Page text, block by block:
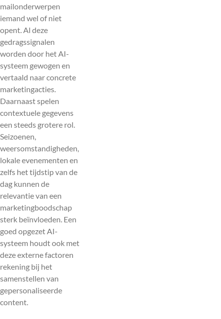
mailonderwerpen
iemand wel of niet
opent. Al deze
gedragssignalen
worden door het AI-
systeem gewogen en
vertaald naar concrete
marketingacties.
Daarnaast spelen
contextuele gegevens
een steeds grotere rol.
Seizoenen,
weersomstandigheden,
lokale evenementen en
zelfs het tijdstip van de
dag kunnen de
relevantie van een
marketingboodschap
sterk beïnvloeden. Een
goed opgezet AI-
systeem houdt ook met
deze externe factoren
rekening bij het
samenstellen van
gepersonaliseerde
content.